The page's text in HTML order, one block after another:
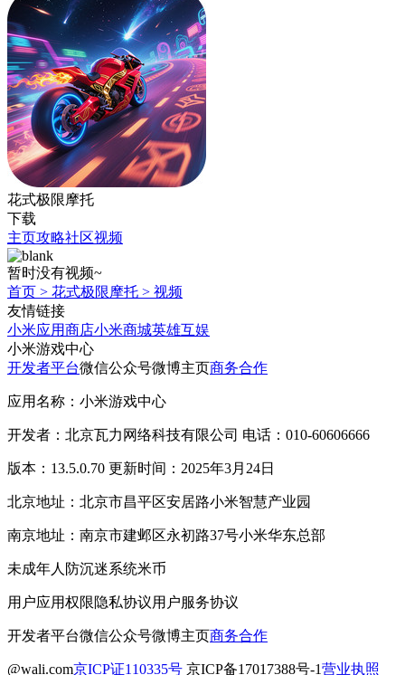
花式极限摩托
下载
主页攻略社区视频
暂时没有视频~
首页 > 花式极限摩托 > 视频
友情链接
小米应用商店小米商城英雄互娱
小米游戏中心
开发者平台微信公众号微博主页商务合作
应用名称：小米游戏中心
开发者：北京瓦力网络科技有限公司 电话：010-60606666
版本：13.5.0.70 更新时间：2025年3月24日
北京地址：北京市昌平区安居路小米智慧产业园
南京地址：南京市建邺区永初路37号小米华东总部
未成年人防沉迷系统米币
用户应用权限隐私协议用户服务协议
开发者平台微信公众号微博主页商务合作
@wali.com京ICP证110335号 京ICP备17017388号-1营业执照